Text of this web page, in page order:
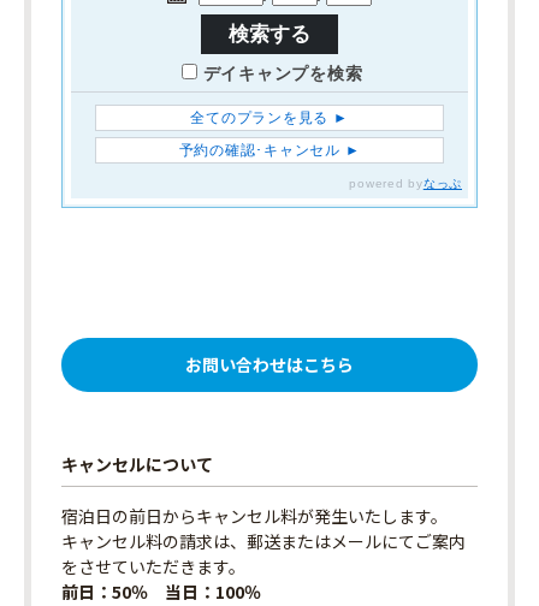
お問い合わせはこちら
キャンセルについて
宿泊日の前日からキャンセル料が発生いたします。
キャンセル料の請求は、郵送またはメールにてご案内
をさせていただきます。
前日：50％ 当日：100％